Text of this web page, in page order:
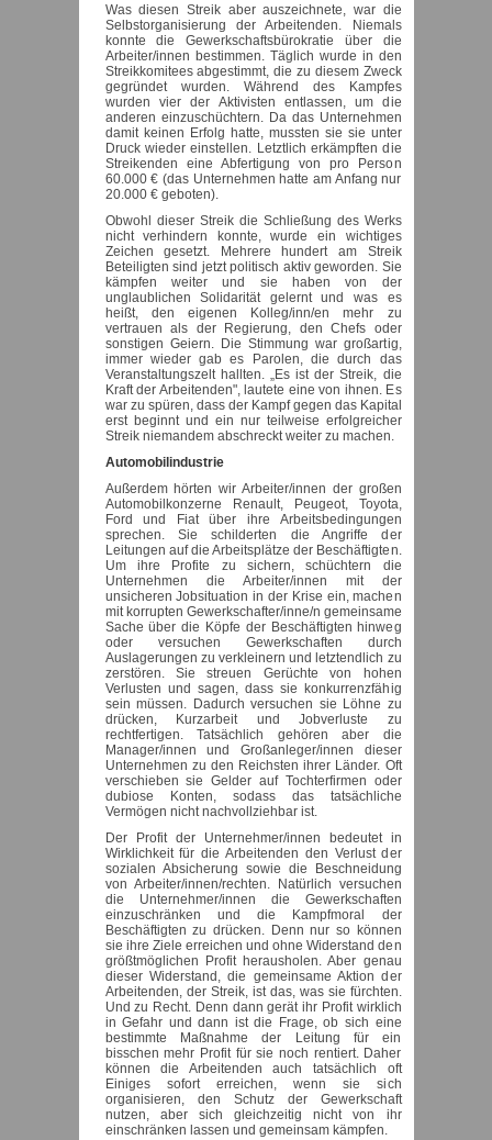
Was diesen Streik aber auszeichnete, war die
Selbstorganisierung der Arbeitenden. Niemals
konnte die Gewerkschaftsbürokratie über die
Arbeiter/innen bestimmen. Täglich wurde in den
Streikkomitees abgestimmt, die zu diesem Zweck
gegründet wurden. Während des Kampfes
wurden vier der Aktivisten entlassen, um die
anderen einzuschüchtern. Da das Unternehmen
damit keinen Erfolg hatte, mussten sie sie unter
Druck wieder einstellen. Letztlich erkämpften die
Streikenden eine Abfertigung von pro Person
60.000 € (das Unternehmen hatte am Anfang nur
20.000 € geboten).
Obwohl dieser Streik die Schließung des Werks
nicht verhindern konnte, wurde ein wichtiges
Zeichen gesetzt. Mehrere hundert am Streik
Beteiligten sind jetzt politisch aktiv geworden. Sie
kämpfen weiter und sie haben von der
unglaublichen Solidarität gelernt und was es
heißt, den eigenen Kolleg/inn/en mehr zu
vertrauen als der Regierung, den Chefs oder
sonstigen Geiern. Die Stimmung war großartig,
immer wieder gab es Parolen, die durch das
Veranstaltungszelt hallten. „Es ist der Streik, die
Kraft der Arbeitenden", lautete eine von ihnen. Es
war zu spüren, dass der Kampf gegen das Kapital
erst beginnt und ein nur teilweise erfolgreicher
Streik niemandem abschreckt weiter zu machen.
Automobilindustrie
Außerdem hörten wir Arbeiter/innen der großen
Automobilkonzerne Renault, Peugeot, Toyota,
Ford und Fiat über ihre Arbeitsbedingungen
sprechen. Sie schilderten die Angriffe der
Leitungen auf die Arbeitsplätze der Beschäftigten.
Um ihre Profite zu sichern, schüchtern die
Unternehmen die Arbeiter/innen mit der
unsicheren Jobsituation in der Krise ein, machen
mit korrupten Gewerkschafter/inne/n gemeinsame
Sache über die Köpfe der Beschäftigten hinweg
oder versuchen Gewerkschaften durch
Auslagerungen zu verkleinern und letztendlich zu
zerstören. Sie streuen Gerüchte von hohen
Verlusten und sagen, dass sie konkurrenzfähig
sein müssen. Dadurch versuchen sie Löhne zu
drücken, Kurzarbeit und Jobverluste zu
rechtfertigen. Tatsächlich gehören aber die
Manager/innen und Großanleger/innen dieser
Unternehmen zu den Reichsten ihrer Länder. Oft
verschieben sie Gelder auf Tochterfirmen oder
dubiose Konten, sodass das tatsächliche
Vermögen nicht nachvollziehbar ist.
Der Profit der Unternehmer/innen bedeutet in
Wirklichkeit für die Arbeitenden den Verlust der
sozialen Absicherung sowie die Beschneidung
von Arbeiter/innen/rechten. Natürlich versuchen
die Unternehmer/innen die Gewerkschaften
einzuschränken und die Kampfmoral der
Beschäftigten zu drücken. Denn nur so können
sie ihre Ziele erreichen und ohne Widerstand den
größtmöglichen Profit herausholen. Aber genau
dieser Widerstand, die gemeinsame Aktion der
Arbeitenden, der Streik, ist das, was sie fürchten.
Und zu Recht. Denn dann gerät ihr Profit wirklich
in Gefahr und dann ist die Frage, ob sich eine
bestimmte Maßnahme der Leitung für ein
bisschen mehr Profit für sie noch rentiert. Daher
können die Arbeitenden auch tatsächlich oft
Einiges sofort erreichen, wenn sie sich
organisieren, den Schutz der Gewerkschaft
nutzen, aber sich gleichzeitig nicht von ihr
einschränken lassen und gemeinsam kämpfen.